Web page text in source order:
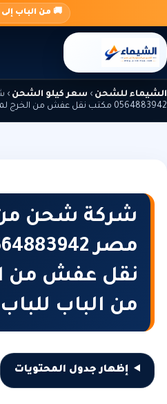
المحتوى
🚚 من الباب إلى
الشيماء للشحن › سعر كيلو الشحن ›
0564883942 مكتب نقل عفش من الخرج لمصر من الباب للباب
شركة شحن من
نقل عفش من
من الباب للباب
إظهار جدول المحتويات